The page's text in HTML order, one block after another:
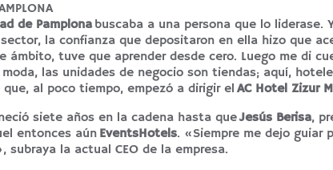
de Pamplonabuscaba a una persona que lo liderase.
la confianza que depositaron en ella hizo que
ámbito, tuve que aprender desde cero. Luego me di
las unidades de negocio son tiendas; aquí,
al poco tiempo, empezó a dirigir el AC Hotel Zizur
siete años en la cadena hasta queJesús Berisa,
entonces aún EventsHotels. «Siempre me dejo guiar
subraya la actual CEO de la empresa.